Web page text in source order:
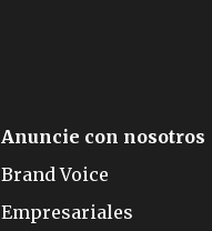
Anuncie con nosotros
Brand Voice
Empresariales